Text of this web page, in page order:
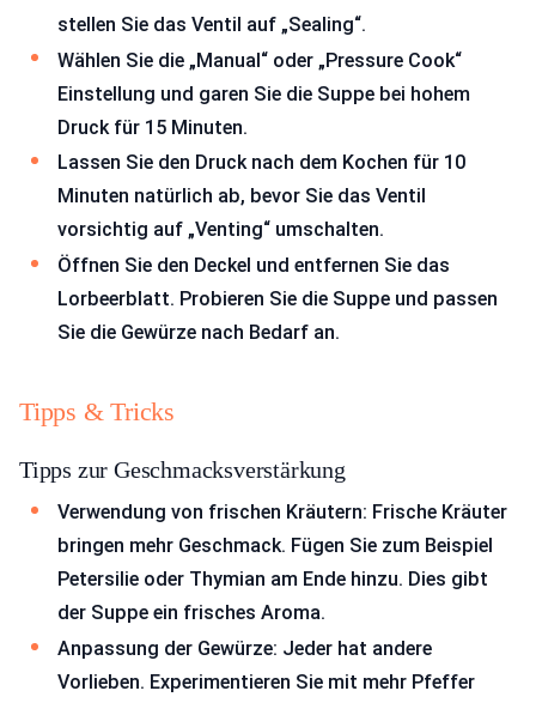
stellen Sie das Ventil auf „Sealing“.
Wählen Sie die „Manual“ oder „Pressure Cook“
Einstellung und garen Sie die Suppe bei hohem
Druck für 15 Minuten.
Lassen Sie den Druck nach dem Kochen für 10
Minuten natürlich ab, bevor Sie das Ventil
vorsichtig auf „Venting“ umschalten.
Öffnen Sie den Deckel und entfernen Sie das
Lorbeerblatt. Probieren Sie die Suppe und passen
Sie die Gewürze nach Bedarf an.
Tipps & Tricks
Tipps zur Geschmacksverstärkung
Verwendung von frischen Kräutern: Frische Kräuter
bringen mehr Geschmack. Fügen Sie zum Beispiel
Petersilie oder Thymian am Ende hinzu. Dies gibt
der Suppe ein frisches Aroma.
Anpassung der Gewürze: Jeder hat andere
Vorlieben. Experimentieren Sie mit mehr Pfeffer